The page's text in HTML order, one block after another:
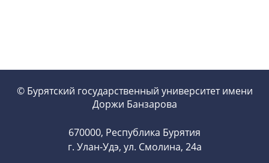
© Бурятский государственный университет имени
Доржи Банзарова
670000, Республика Бурятия
г. Улан-Удэ, ул. Смолина, 24а